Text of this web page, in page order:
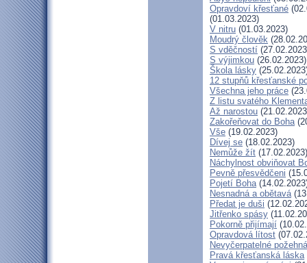
Opravdoví křesťané
(01.03.2023)
V nitru (01.03.2023)
Moudrý člověk
S vděčností
S výjimkou (26.02.2023)
Škola lásky
12 stupňů křesťanské
Všechna jeho práce
Z listu svatého
Až narostou
Zakořeňovat do Boha
Vše (19.02.2023)
Dívej se (18.02.2023)
Nemůže žít (17.02.2023)
Náchylnost obviňovat
Pevně přesvědčeni
Pojetí Boha
Nesnadná a obětavá
Předat je duši
Jitřenko spásy
Pokorně přijímají
Opravdová lítost
Nevyčerpatelné
Pravá křesťanská láska